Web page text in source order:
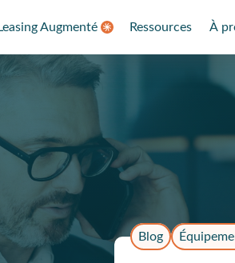
Leasing Augmenté Ressources À
Blog